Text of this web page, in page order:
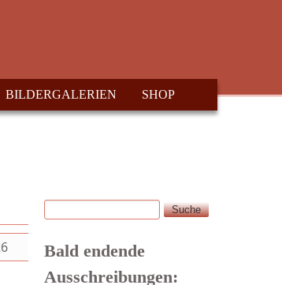
BILDERGALERIEN SHOP
Suchformular
Suche
Bald endende
Ausschreibungen: